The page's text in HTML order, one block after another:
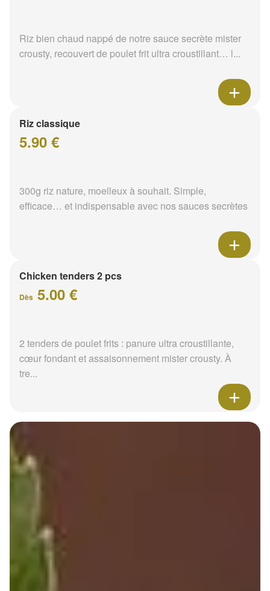
Riz bien chaud nappé de notre sauce secrète mister
crousty, recouvert de poulet frit ultra croustillant… l...
Riz classique
5.90 €
300g riz nature, moelleux à souhait. Simple,
efficace… et indispensable avec nos sauces secrètes
Chicken tenders 2 pcs
Dès 5.00 €
2 tenders de poulet frits : panure ultra croustillante,
cœur fondant et assaisonnement mister crousty. À
tre...